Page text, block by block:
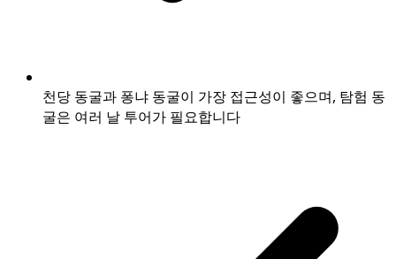
천당 동굴과 퐁냐 동굴이 가장 접근성이 좋으며, 탐험 동
굴은 여러 날 투어가 필요합니다